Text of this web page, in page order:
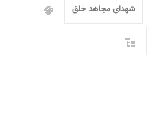
شهدای مجاهد خلق